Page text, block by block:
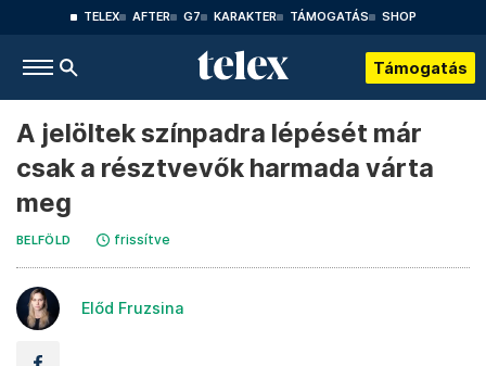
TELEX AFTER G7 KARAKTER TÁMOGATÁS SHOP
Támogatás
A jelöltek színpadra lépését már
csak a résztvevők harmada várta
meg
BELFÖLD frissítve
Előd Fruzsina